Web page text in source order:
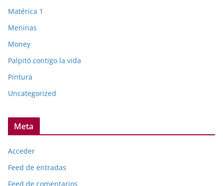
Matérica 1
Meninas
Money
Palpitó contigo la vida
Pintura
Uncategorized
Meta
Acceder
Feed de entradas
Feed de comentarios